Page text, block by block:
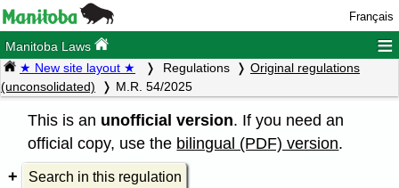
Français
Manitoba Laws ≡
★ New site layout ★ Regulations
Original regulations
(unconsolidated)
M.R. 54/2025
This is an unofficial version. If you need an
official copy, use the bilingual (PDF) version.
Search in this regulation